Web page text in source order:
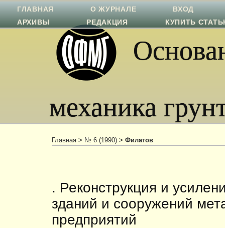
механика
ГЛАВНАЯ О ЖУРНАЛЕ
ВХОД
АРХИВЫ
РЕДАКЦИЯ КУПИТЬ
Главная > № 6 (1990) > Филатов
. Реконструкция и
зданий и сооружений
предприятий